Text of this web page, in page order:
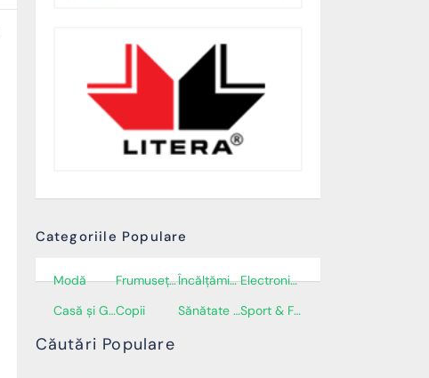
Categoriile Populare
Modă Frumusețe și Cosmetice Încălţăminte
Electronice și electrocasnice
Casă și GrădinăCopii Sănătate și Îngrijire personală Sport & Fitness
Căutări Populare